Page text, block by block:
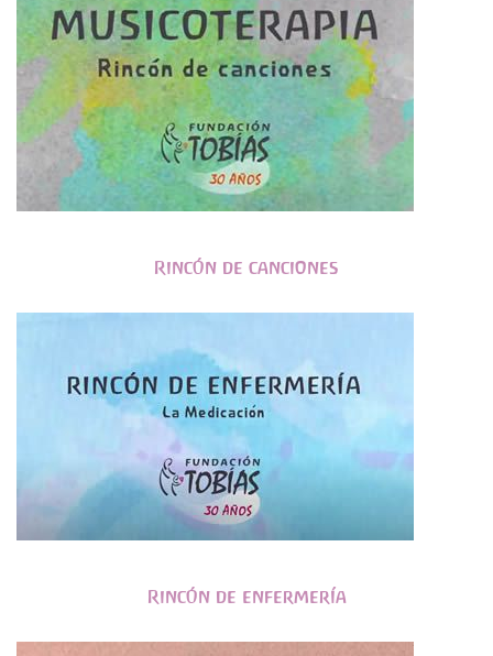
Rincón de canciones
Rincón de enfermería